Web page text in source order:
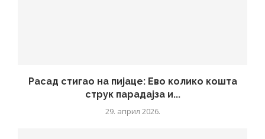
Расад стигао на пијаце: Ево колико кошта
струк парадајза и...
29. април 2026.